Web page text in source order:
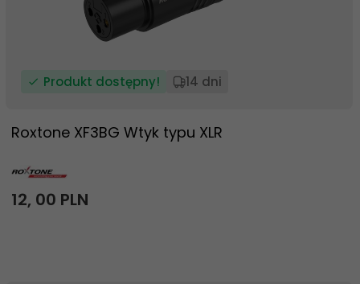
Produkt dostępny! 14 dni
Roxtone XF3BG Wtyk typu XLR
12, 00 PLN